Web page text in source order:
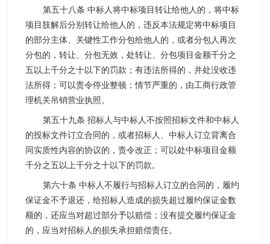
第五十八条 中标人将中标项目转让给他人的，将中标
项目肢解后分别转让给他人的，违反本法规定将中标项目
的部分主体、关键性工作分包给他人的，或者分包人再次
分包的，转让、分包无效，处转让、分包项目金额千分之
五以上千分之十以下的罚款；有违法所得的，并处没收违
法所得；可以责令停业整顿；情节严重的，由工商行政管
理机关吊销营业执照。
第五十九条 招标人与中标人不按照招标文件和中标人
的投标文件订立合同的，或者招标人、中标人订立背离合
同实质性内容的协议的，责令改正；可以处中标项目金额
千分之五以上千分之十以下的罚款。
第六十条 中标人不履行与招标人订立的合同的，履约
保证金不予退还，给招标人造成的损失超过履约保证金数
额的，还应当对超过部分予以赔偿；没有提交履约保证金
的，应当对招标人的损失承担赔偿责任。